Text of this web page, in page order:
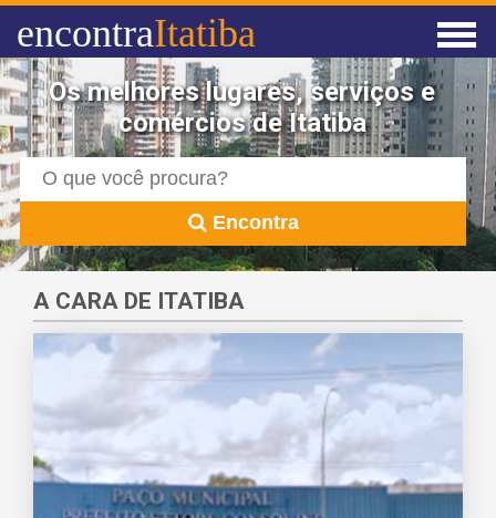
encontraItatiba
Os melhores lugares, serviços e
comércios de Itatiba
Encontra
A CARA DE ITATIBA